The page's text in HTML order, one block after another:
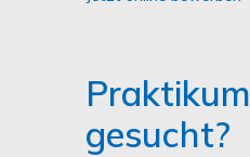
Praktikum
gesucht?